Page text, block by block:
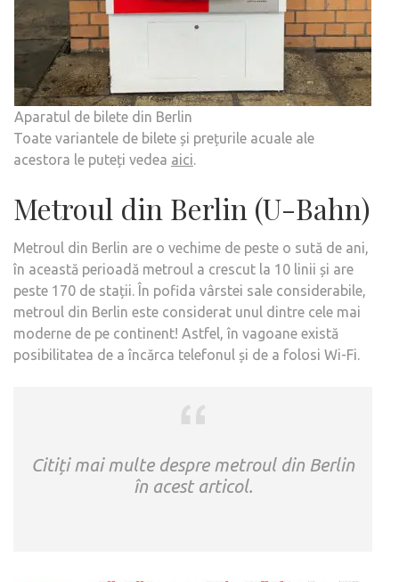
Aparatul de bilete din Berlin
Toate variantele de bilete și prețurile acuale ale
acestora le puteți vedea aici.
Metroul din Berlin (U-Bahn)
Metroul din Berlin are o vechime de peste o sută de ani,
în această perioadă metroul a crescut la 10 linii și are
peste 170 de stații. În pofida vârstei sale considerabile,
metroul din Berlin este considerat unul dintre cele mai
moderne de pe continent! Astfel, în vagoane există
posibilitatea de a încărca telefonul și de a folosi Wi-Fi.
Citiți mai multe despre metroul din Berlin
în acest articol.